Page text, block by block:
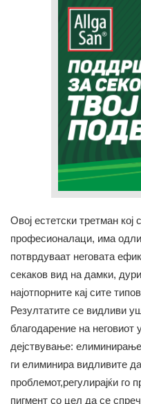
Овој естетски третман
професионалаци, има
потврдуваат неговата
секаков вид на дамки,
најотпорните кај сите
Резултатите се видливи
благодарение на
дејствување:
ги елиминира видливите
проблемот,регулирајќи го
пигмент со цел да се